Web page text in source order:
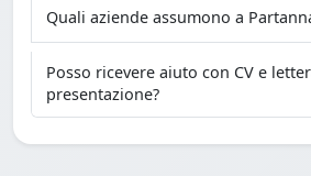
Quali aziende assumono a
Posso ricevere aiuto con CV e
presentazione?